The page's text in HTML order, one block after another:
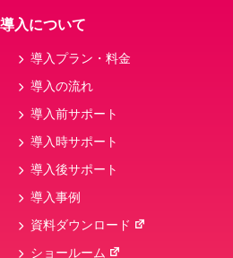
導入について
導入プラン・料金
導入の流れ
導入前サポート
導入時サポート
導入後サポート
導入事例
資料ダウンロード
ショールーム